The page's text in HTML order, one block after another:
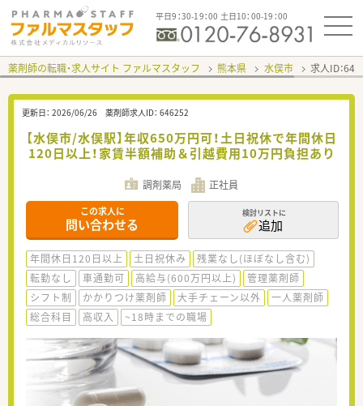
平日9：30-19：00 土日10：00-19：00
薬剤師の転職・求人サイト ファルマスタッフ 熊本県 水俣市 求人ID：
更新日： 2026/06/26 薬剤師求人ID： 646252
【水俣市/水俣駅】年収650万円可！土日祝休で年間休日
120日以上！家賃半額補助＆引越費用10万円負担あり
調剤薬局 正社員
この求人に
問い合わせる
検討リストに
追加
年間休日120日以上 土日祝休み
残業なし(ほぼなし含む)
転勤なし
車通勤可 高給与(600万円以上)
管理薬剤師
シフト制
かかりつけ薬剤師 大手チェーン以外
一人薬剤師
総合科目
高収入 ~18時までの職場